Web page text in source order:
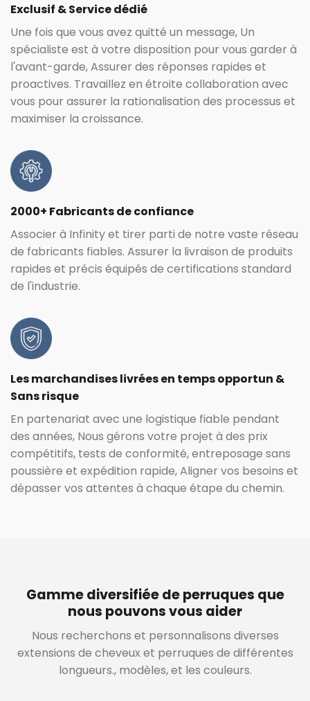
Exclusif & Service dédié
Une fois que vous avez quitté un message, Un
spécialiste est à votre disposition pour vous garder à
l'avant-garde, Assurer des réponses rapides et
proactives. Travaillez en étroite collaboration avec
vous pour assurer la rationalisation des processus et
maximiser la croissance.
2000+ Fabricants de confiance
Associer à Infinity et tirer parti de notre vaste réseau
de fabricants fiables. Assurer la livraison de produits
rapides et précis équipés de certifications standard
de l'industrie.
Les marchandises livrées en temps opportun &
Sans risque
En partenariat avec une logistique fiable pendant
des années, Nous gérons votre projet à des prix
compétitifs, tests de conformité, entreposage sans
poussière et expédition rapide, Aligner vos besoins et
dépasser vos attentes à chaque étape du chemin.
Gamme diversifiée de perruques que
nous pouvons vous aider
Nous recherchons et personnalisons diverses
extensions de cheveux et perruques de différentes
longueurs., modèles, et les couleurs.